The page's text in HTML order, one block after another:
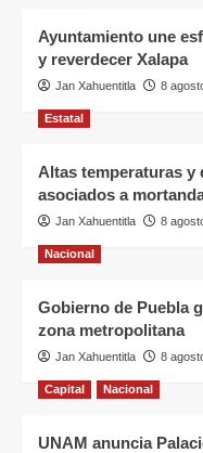
Ayuntamiento une
y reverdecer Xalapa
Jan Xahuentitla 8
Estatal
Altas temperaturas
asociados a
Jan Xahuentitla 8
Nacional
Gobierno de Puebla
zona metropolitana
Jan Xahuentitla 8
Capital Nacional
UNAM anuncia